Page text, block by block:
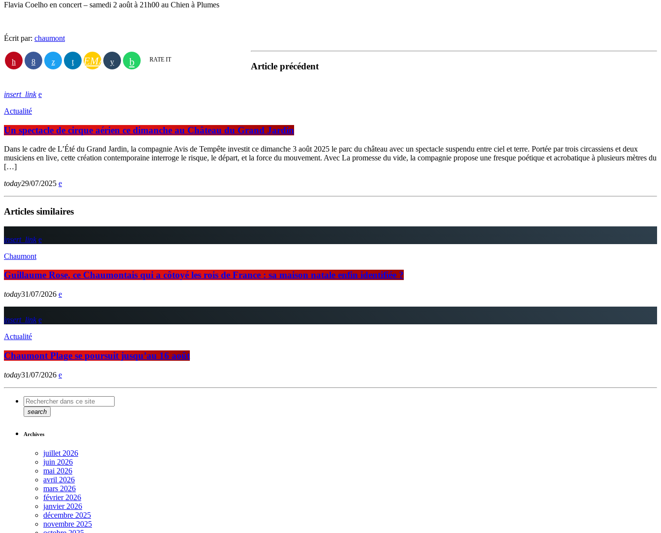
Flavia Coelho en concert – samedi 2 août à 21h00 au Chien à Plumes
Écrit par: chaumont
EMAIL RATE IT
Article précédent
insert_link
Actualité
Un spectacle de cirque aérien ce dimanche au Château du Grand Jardin
Dans le cadre de L’Été du Grand Jardin, la compagnie Avis de Tempête investit ce dimanche 3 août 2025 le parc du château avec un spectacle suspendu entre ciel et terre. Portée par trois circassiens et deux
musiciens en live, cette création contemporaine interroge le risque, le départ, et la force du mouvement. Avec La promesse du vide, la compagnie propose une fresque poétique et acrobatique à plusieurs mètres du
[…]
today29/07/2025
Articles similaires
insert_link
Chaumont
Guillaume Rose, ce Chaumontais qui a côtoyé les rois de France : sa maison natale enfin identifiée ?
today31/07/2026
insert_link
Actualité
Chaumont Plage se poursuit jusqu’au 16 août
today31/07/2026
search
Archives
juillet 2026
juin 2026
mai 2026
avril 2026
mars 2026
février 2026
janvier 2026
décembre 2025
novembre 2025